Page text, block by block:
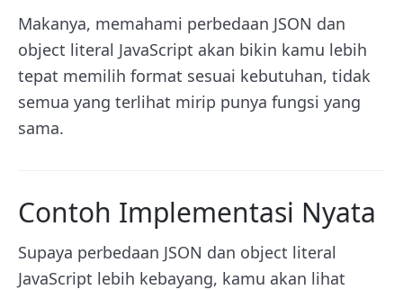
Makanya, memahami perbedaan JSON dan
object literal JavaScript akan bikin kamu lebih
tepat memilih format sesuai kebutuhan, tidak
semua yang terlihat mirip punya fungsi yang
sama.
Contoh Implementasi Nyata
Supaya perbedaan JSON dan object literal
JavaScript lebih kebayang, kamu akan lihat